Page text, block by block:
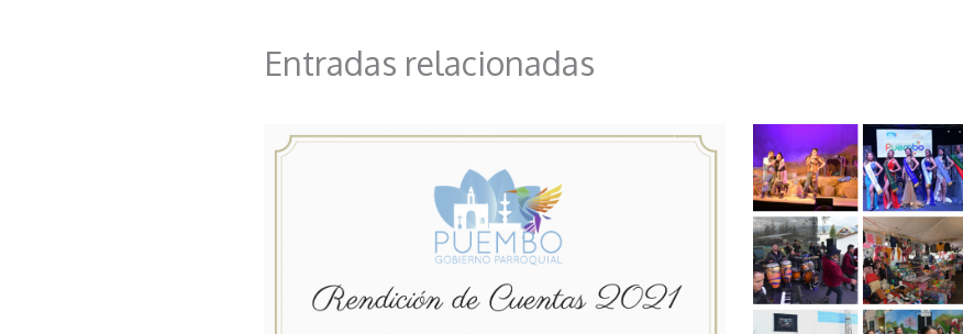
Entradas relacionadas